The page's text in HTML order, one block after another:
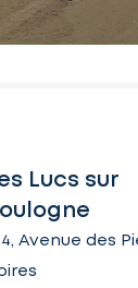
Lucs sur
Avenue des